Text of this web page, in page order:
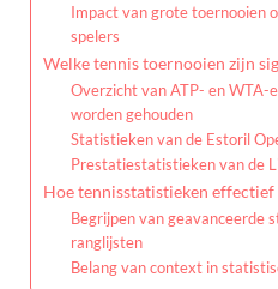
Impact van grote toernooien
spelers
Welke tennis toernooien zijn
Overzicht van ATP- en WTA-
worden gehouden
Statistieken van de Estoril
Prestatiestatistieken van de
Hoe tennisstatistieken
Begrijpen van geavanceerde
ranglijsten
Belang van context in